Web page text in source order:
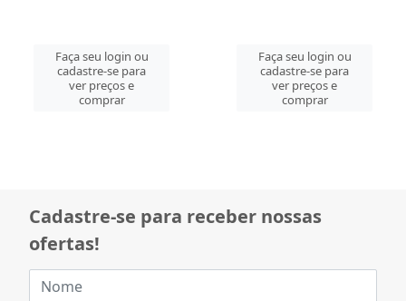
Faça seu login ou
cadastre-se para
ver preços e
comprar
Faça seu login ou
cadastre-se para
ver preços e
comprar
Cadastre-se para receber nossas
ofertas!